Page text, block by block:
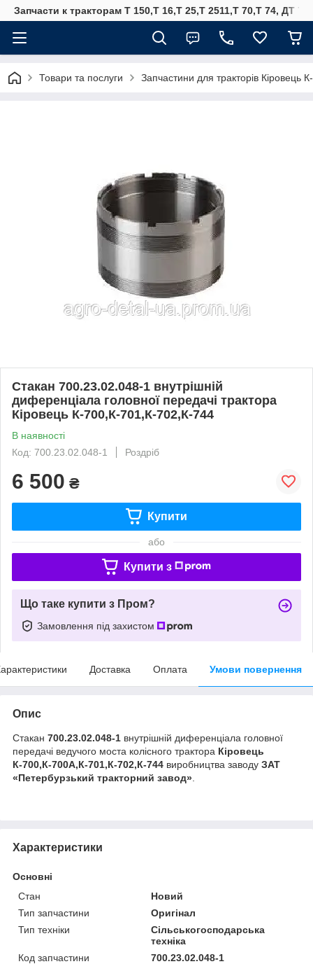
Запчасти к тракторам Т 150,Т 16,Т 25,Т 2511,Т 70,Т 74, ДТ
Товари та послуги Запчастини для тракторів Кіровець
Стакан 700.23.02.048-1 внутрішній
диференціала головної передачі трактора
Кіровець К-700,К-701,К-702,К-744
В наявності
Код: 700.23.02.048-1
Роздріб
6 500 ₴
Купити
або
Купити з
Що таке купити з Пром?
Замовлення під захистом
Доставка Оплата Умови повернення
Опис
Стакан 700.23.02.048-1 внутрішній диференціала головної
передачі ведучого моста колісного трактора Кіровець
К-700,К-700А,К-701,К-702,К-744 виробництва заводу ЗАТ
«Петербурзький тракторний завод»
Характеристики
Основні
Стан
Новий
Тип запчастини
Оригінал
Тип техніки
Сільськогосподарська
техніка
Код запчастини
700.23.02.048-1